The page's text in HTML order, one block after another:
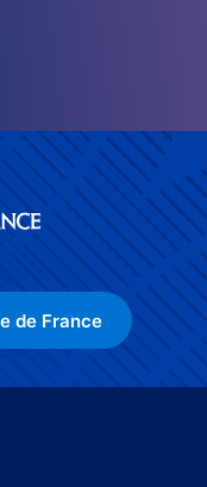
de France